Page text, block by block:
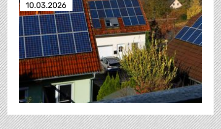
10.03.2026